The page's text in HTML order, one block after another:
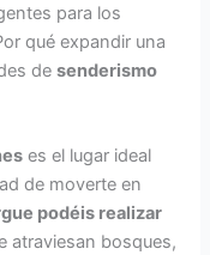
para los
qué expandir una
de senderismo
es el lugar ideal
de moverte en
podéis realizar
atraviesan bosques,